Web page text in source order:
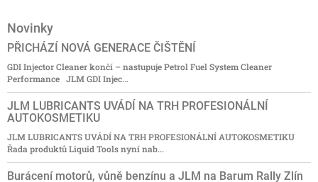
Novinky
PŘICHÁZÍ NOVÁ GENERACE ČIŠTĚNÍ
GDI Injector Cleaner končí – nastupuje Petrol Fuel System Cleaner
Performance JLM GDI Injec...
JLM LUBRICANTS UVÁDÍ NA TRH PROFESIONÁLNÍ
AUTOKOSMETIKU
JLM LUBRICANTS UVÁDÍ NA TRH PROFESIONÁLNÍ AUTOKOSMETIKU
Řada produktů Liquid Tools nyní nab...
Burácení motorů, vůně benzínu a JLM na Barum Rally Zlín